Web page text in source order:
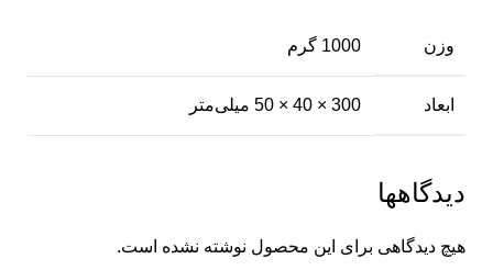
وزن 1000 گرم
ابعاد 300 × 40 × 50 میلی‌متر
دیدگاهها
هیچ دیدگاهی برای این محصول نوشته نشده است.